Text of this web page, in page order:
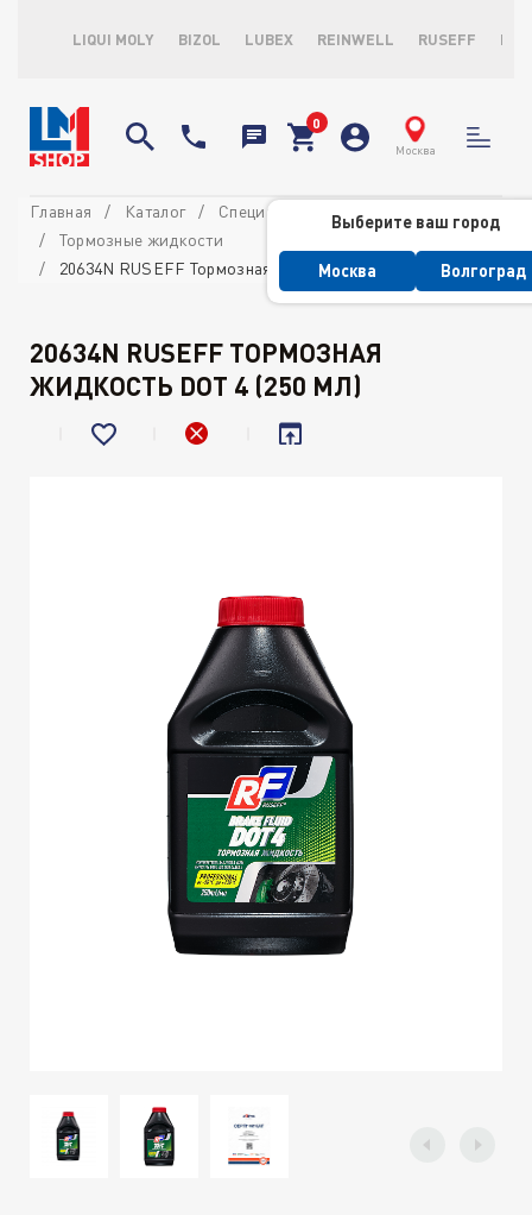
LIQUI MOLY BIZOL LUBEX REINWELL RUSEFF
Москва
Выберите ваш город
Москва Волгоград
Главная Каталог
Специальные жидкости
Тормозные жидкости
20634N RUSEFF Тормозная жидкость DOT 4 (250 мл)
20634N RUSEFF ТОРМОЗНАЯ
ЖИДКОСТЬ DOT 4 (250 МЛ)